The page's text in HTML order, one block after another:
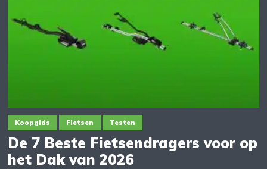
Koopgids Fietsen Testen
De 7 Beste Fietsendragers voor op
het Dak van 2026